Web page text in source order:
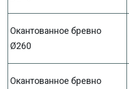
Окантованное бревно
Ø260
Окантованное бревно